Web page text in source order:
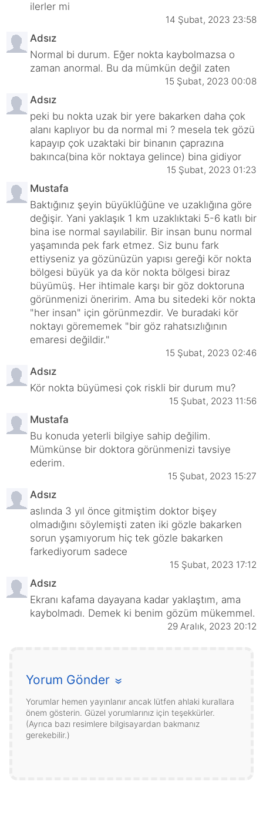
ilerler mi
14 Şubat, 2023 23:58
Adsız
Normal bi durum. Eğer nokta kaybolmazsa o
zaman anormal. Bu da mümkün değil zaten
15 Şubat, 2023 00:08
Adsız
peki bu nokta uzak bir yere bakarken daha çok
alanı kaplıyor bu da normal mi ? mesela tek gözü
kapayıp çok uzaktaki bir binanın çaprazına
bakınca(bina kör noktaya gelince) bina gidiyor
15 Şubat, 2023 01:23
Mustafa
Baktığınız şeyin büyüklüğüne ve uzaklığına göre
değişir. Yani yaklaşık 1 km uzaklıktaki 5-6 katlı bir
bina ise normal sayılabilir. Bir insan bunu normal
yaşamında pek fark etmez. Siz bunu fark
ettiyseniz ya gözünüzün yapısı gereği kör nokta
bölgesi büyük ya da kör nokta bölgesi biraz
büyümüş. Her ihtimale karşı bir göz doktoruna
görünmenizi öneririm. Ama bu sitedeki kör nokta
"her insan" için görünmezdir. Ve buradaki kör
noktayı görememek "bir göz rahatsızlığının
emaresi değildir."
15 Şubat, 2023 02:46
Adsız
Kör nokta büyümesi çok riskli bir durum mu?
15 Şubat, 2023 11:56
Mustafa
Bu konuda yeterli bilgiye sahip değilim.
Mümkünse bir doktora görünmenizi tavsiye
ederim.
15 Şubat, 2023 15:27
Adsız
aslında 3 yıl önce gitmiştim doktor bişey
olmadığını söylemişti zaten iki gözle bakarken
sorun yşamıyorum hiç tek gözle bakarken
farkediyorum sadece
15 Şubat, 2023 17:12
Adsız
Ekranı kafama dayayana kadar yaklaştım, ama
kaybolmadı. Demek ki benim gözüm mükemmel.
29 Aralık, 2023 20:12
Yorum Gönder »
Yorumlar hemen yayınlanır ancak lütfen ahlaki kurallara
önem gösterin. Güzel yorumlarınız için teşekkürler.
(Ayrıca bazı resimlere bilgisayardan bakmanız
gerekebilir.)